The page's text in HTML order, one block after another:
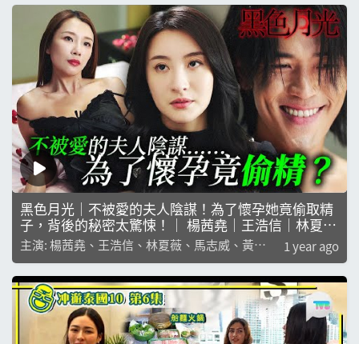
黑色月光｜不被愛的夫人陰謀！為了懷孕她竟偷取精
子，背後的秘密太驚悚！｜ 楊茜堯｜王浩信｜林夏薇
｜馬志威｜黃翠如
主演: 楊茜堯、王浩信、林夏薇、馬志威、黃翠
如
1 year ago